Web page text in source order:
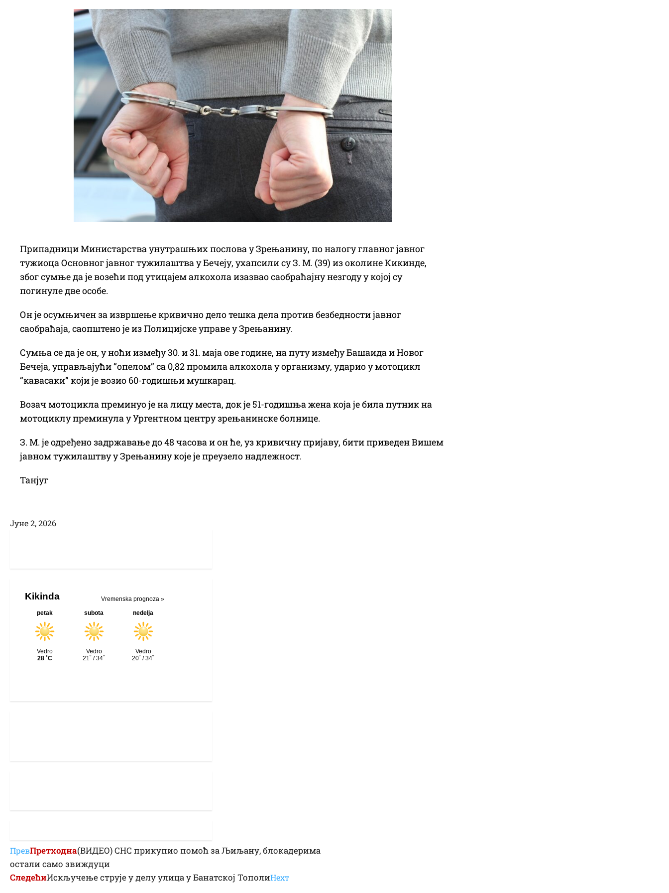
Припадници Министарства унутрашњих послова у Зрењанину, по налогу главног јавног
тужиоца Основног јавног тужилаштва у Бечеју, ухапсили су З. М. (39) из околине Кикинде,
због сумње да је возећи под утицајем алкохола изазвао саобраћајну незгоду у којој су
погинуле две особе.
Он је осумњичен за извршење кривично дело тешка дела против безбедности јавног
саобраћаја, саопштено је из Полицијске управе у Зрењанину.
Сумња се да је он, у ноћи између 30. и 31. маја ове године, на путу између Башаида и Новог
Бечеја, управљајући “опелом” са 0,82 промила алкохола у организму, ударио у мотоцикл
“кавасаки” који је возио 60-годишњи мушкарац.
Возач мотоцикла преминуо је на лицу места, док је 51-годишња жена која је била путник на
мотоциклу преминула у Ургентном центру зрењанинске болнице.
З. М. је одређено задржавање до 48 часова и он ће, уз кривичну пријаву, бити приведен Вишем
јавном тужилаштву у Зрењанину које је преузело надлежност.
Танјуг
Јуне 2, 2026
ПревПретходна(ВИДЕО) СНС прикупио помоћ за Љиљану, блокадерима
остали само звиждуци
СледећиИскључење струје у делу улица у Банатској ТополиНеxт